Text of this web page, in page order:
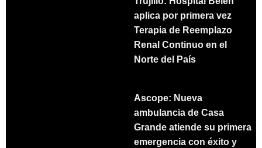
aplica por primera vez
Terapia de Reemplazo
Renal Continuo en el
Norte del País
Ascope: Nueva
ambulancia de Casa
Grande atiende su primera
emergencia con éxito y